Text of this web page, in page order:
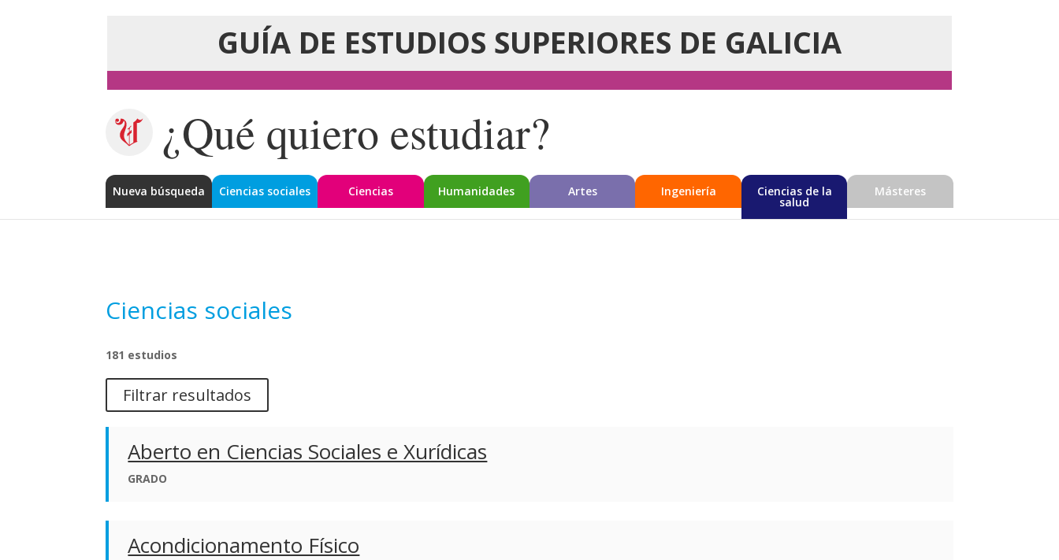
GUÍA DE ESTUDIOS SUPERIORES DE GALICIA
¿Qué quiero estudiar?
Nueva búsqueda Ciencias sociales Ciencias Humanidades Artes Ingeniería Ciencias de la
salud
Másteres
Ciencias sociales
181 estudios
Filtrar resultados
Aberto en Ciencias Sociales e Xurídicas
GRADO
Acondicionamento Físico